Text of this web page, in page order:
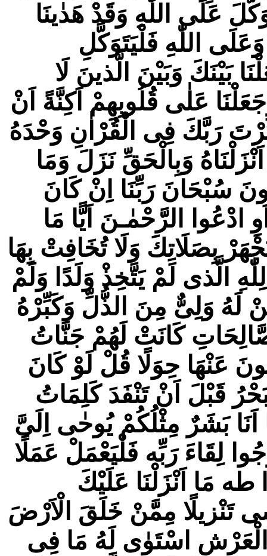
عَلَى اللّٰهِ وَقَدْ هَدٰینَا
اللّٰهِ فَلْيَتَوَكَّلِ
بَيْنَكَ وَبَيْنَ الَّذينَ لَا
عَلٰى قُلُوبِهِمْ اَكِنَّةً اَنْ
رَبَّكَ فِى الْقُرْاٰنِ وَحْدَهُ
وَبِالْحَقِّ نَزَلَ وَمَا
سُبْحَانَ رَبِّنَا اِنْ كَانَ
ادْعُوا الرَّحْمٰـنَ اَيًّا مَا
بِصَلَاتِكَ وَلَا تُخَافِتْ بِهَا
الَّذى لَمْ يَتَّخِذْ وَلَدًا وَلَمْ
لَهُ وَلِىٌّ مِنَ الذُّلِّ وَكَبِّرْهُ
كَانَتْ لَهُمْ جَنَّاتُ
عَنْهَا حِوَلًا قُلْ لَوْ كَانَ
قَبْلَ اَنْ تَنْفَدَ كَلِمَاتُ
اَنَا بَشَرٌ مِثْلُكُمْ يُوحٰى اِلَیَّ
لِقَاءَ رَبِّه فَلْيَعْمَلْ عَمَلًا
طه مَا اَنْزَلْنَا عَلَيْكَ
تَنْزيلًا مِمَّنْ خَلَقَ الْاَرْضَ
اسْتَوٰى لَهُ مَا فِى